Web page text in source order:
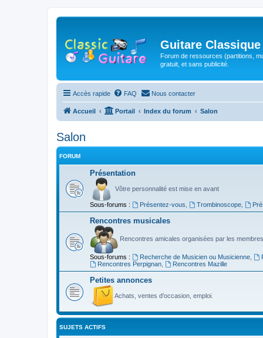
Guitare Classique
Forum de ressources (partitions,
gratuit, et sans publicité.
Accès rapide FAQ Nous contacter
Accueil Portail Index du forum Salon
Salon
FORUM
Présentation
Vôtre personnalité est mise en avant
Sous-forums : Présentez-vous Trombinoscope,
Rencontres musicales
Rencontres amicales organisées par les
Sous-forums : Recherche de Musicien ou Musicienne,
Rencontres Perpignan, Rencontres Mazille
Petites annonces
Achats, ventes d'occasion, emploi.
SUJETS ACTIFS